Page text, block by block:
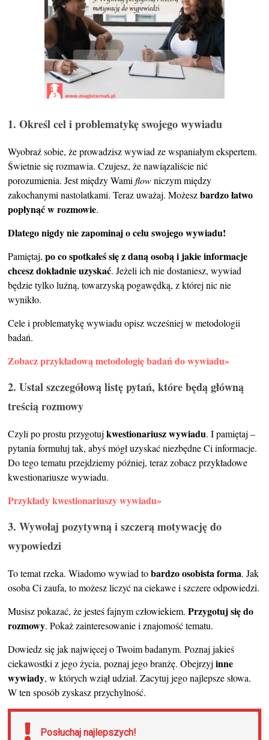
1. Określ cel i problematykę swojego wywiadu
Wyobraź sobie, że prowadzisz wywiad ze wspaniałym ekspertem.
Świetnie się rozmawia. Czujesz, że nawiązaliście nić
porozumienia. Jest między Wamiflowniczym między
zakochanymi nastolatkami. Teraz uważaj. Możeszbardzo łatwo
popłynąć w rozmowie.
Dlatego nigdy nie zapominaj o celu swojego wywiadu!
Pamiętaj,po co spotkałeś się z daną osobą i jakie informacje
chcesz dokładnie uzyskać. Jeżeli ich nie dostaniesz, wywiad
będzie tylko luźną, towarzyską pogawędką, z której nic nie
wynikło.
Cele i problematykę wywiadu opisz wcześniej w metodologii
badań.
Zobacz przykładową metodologię badań do wywiadu»
2. Ustal szczegółową listę pytań, które będą główną
treścią rozmowy
Czyli po prostu przygotujkwestionariusz wywiadu. I pamiętaj –
pytania formułuj tak, abyś mógł uzyskać niezbędne Ci informacje.
Do tego tematu przejdziemy później, teraz zobacz przykładowe
kwestionariusze wywiadu.
Przykłady kwestionariuszy wywiadu»
3. Wywołaj pozytywną i szczerą motywację do
wypowiedzi
To temat rzeka. Wiadomo wywiad tobardzo osobista forma. Jak
osoba Ci zaufa, to możesz liczyć na ciekawe i szczere odpowiedzi.
Musisz pokazać, że jesteś fajnym człowiekiem.Przygotuj się do
rozmowy. Pokaż zainteresowanie i znajomość tematu.
Dowiedz się jak najwięcej o Twoim badanym. Poznaj jakieś
ciekawostki z jego życia, poznaj jego branżę. Obejrzyjinne
wywiady, w których wziął udział. Zacytuj jego najlepsze słowa.
W ten sposób zyskasz przychylność.
Posłuchaj najlepszych!